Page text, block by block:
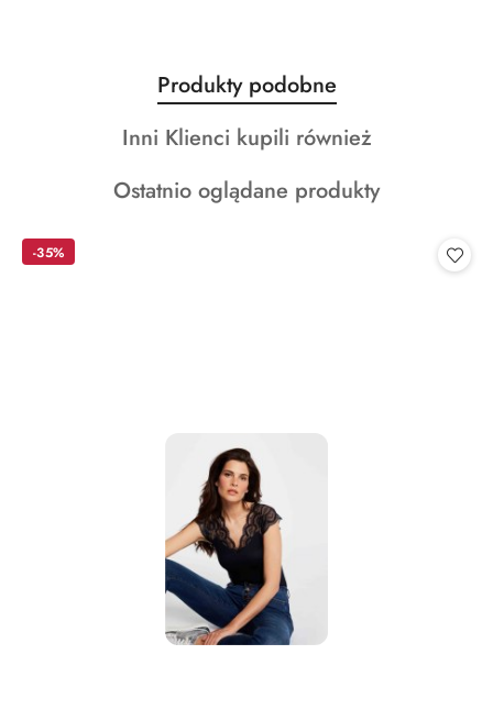
Pomiń karuzelę produktów
Produkty
o
statusie:
Produkty podobne
Produkty
statusie:
Inni Klienci kupili również
Produkty
Ostatnio oglądane produkty
-35%